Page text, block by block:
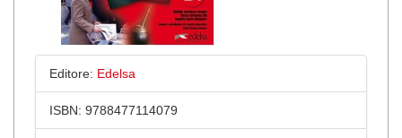
Editore: Edelsa
ISBN: 9788477114079